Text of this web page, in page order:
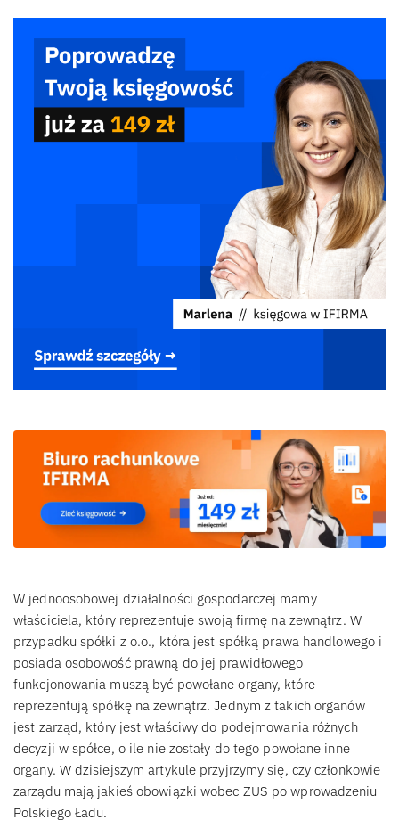
W jednoosobowej działalności gospodarczej mamy
właściciela, który reprezentuje swoją firmę na zewnątrz. W
przypadku spółki z o.o., która jest spółką prawa handlowego i
posiada osobowość prawną do jej prawidłowego
funkcjonowania muszą być powołane organy, które
reprezentują spółkę na zewnątrz. Jednym z takich organów
jest zarząd, który jest właściwy do podejmowania różnych
decyzji w spółce, o ile nie zostały do tego powołane inne
organy. W dzisiejszym artykule przyjrzymy się, czy członkowie
zarządu mają jakieś obowiązki wobec ZUS po wprowadzeniu
Polskiego Ładu.